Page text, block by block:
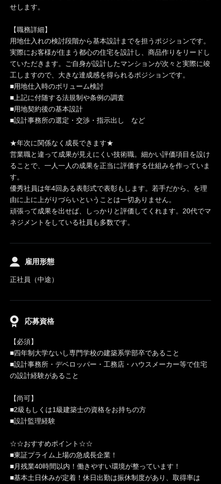
せします。
【職務詳細】
用地仕入れの検討段階から基本設計までを担うポジションです。
実際にお客様が住まう都心の住宅を設計し、商品作りをリードし
ていただきます。ご自身が設計したマンションが次々と実際に竣
工しますので、大きな達成感を得られるポジションです。
■用地仕入時のボリューム検討
■上記に付随する法規制や条例の調査
■用地契約後の基本設計
■設計事務所の選定・交渉・指示出し など
★年次に関係なく成長できます★
営業職と違って成果が見えにくい技術職。細かい評価項目を設け
ることで、一人一人の成果を正当に評価する仕組みを作っていま
す。
優秀社員は年4回ある表彰式で表彰もします。若手だから、を理
由に上に上がりづらいということは一切ありません。
頑張って成果を出せば、しっかりと評価してくれます。20代でマ
ネジメントをしている社員も多数です。
雇用形態
正社員（中途）
応募資格
【必須】
■四年制大学ないし専門学校の建築系学部卒であること
■設計事務所・デベロッパー・工務店・ハウスメーカー等で住宅
の設計経験があること
【尚可】
■2級もしくは1級建築士の資格をお持ちの方
■設計監理経験
☆☆おすすめポイント☆☆
■東証プライム上場の急成長企業！
■月残業40時間以内！働きやすい環境が整っています！
■基本土日休みが定着！休日出勤は振休制度があり、取得率は